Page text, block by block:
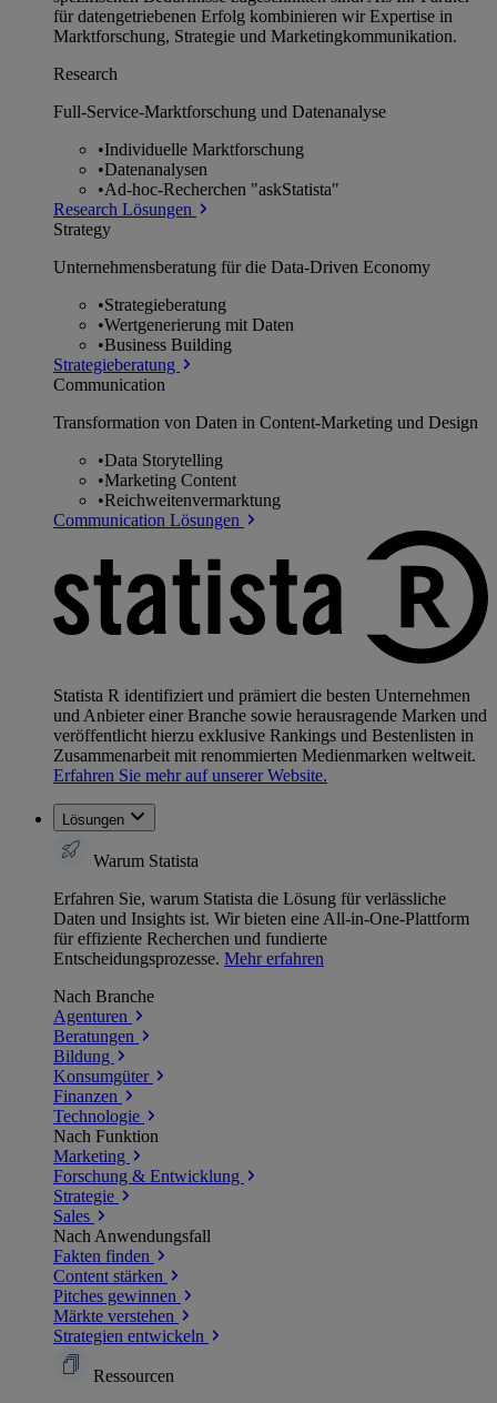
für datengetriebenen Erfolg kombinieren wir Expertise in
Marktforschung, Strategie und Marketingkommunikation.
Research
Full-Service-Marktforschung und Datenanalyse
•Individuelle Marktforschung
•Datenanalysen
•Ad-hoc-Recherchen "askStatista"
Research Lösungen
Strategy
Unternehmens­beratung für die Data-Driven Economy
•Strategieberatung
•Wertgenerierung mit Daten
•Business Building
Strategieberatung
Communication
Transformation von Daten in Content-Marketing und Design
•Data Storytelling
•Marketing Content
•Reichweitenvermarktung
Communication Lösungen
Statista R identifiziert und prämiert die besten Unternehmen
und Anbieter einer Branche sowie herausragende Marken und
veröffentlicht hierzu exklusive Rankings und Bestenlisten in
Zusammenarbeit mit renommierten Medienmarken weltweit.
Erfahren Sie mehr auf unserer Website.
Lösungen
Warum Statista
Erfahren Sie, warum Statista die Lösung für verlässliche
Daten und Insights ist. Wir bieten eine All-in-One-Plattform
für effiziente Recherchen und fundierte
Entscheidungsprozesse. Mehr erfahren
Nach Branche
Agenturen
Beratungen
Bildung
Konsumgüter
Finanzen
Technologie
Nach Funktion
Marketing
Forschung & Entwicklung
Strategie
Sales
Nach Anwendungsfall
Fakten finden
Content stärken
Pitches gewinnen
Märkte verstehen
Strategien entwickeln
Ressourcen